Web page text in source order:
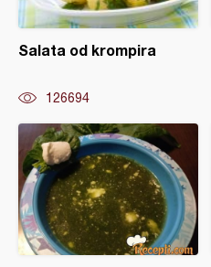
Salata od krompira
126694